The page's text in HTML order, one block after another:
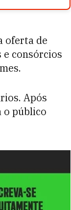
oferta de
e consórcios
Após
o público